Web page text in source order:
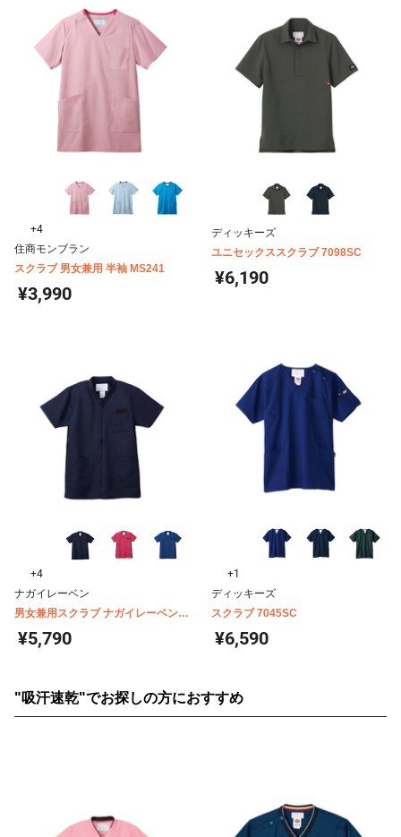
+4
住商モンブラン
スクラブ 男女兼用 半袖 MS241
¥3,990
ディッキーズ
ユニセックススクラブ 7098SC
¥6,190
+4
ナガイレーベン
男女兼用スクラブ ナガイレーベン
RT-5072
¥5,790
+1
ディッキーズ
スクラブ 7045SC
¥6,590
"吸汗速乾"でお探しの方におすすめ